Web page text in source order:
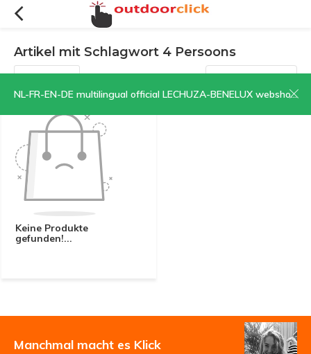
NL-FR-EN-DE multilingual official LECHUZA-BENELUX webshop | CLICK HERE NOW!
Artikel mit Schlagwort 4 Persoons
Filter Sortieren nach:
Keine Produkte
gefunden!...
Manchmal macht es Klick